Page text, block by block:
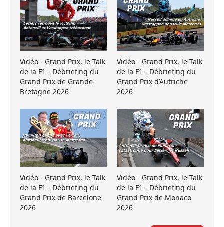
Vidéo - Grand Prix, le Talk
de la F1 - Débriefing du
Grand Prix de Grande-
Bretagne 2026
Vidéo - Grand Prix, le Talk
de la F1 - Débriefing du
Grand Prix d’Autriche
2026
Vidéo - Grand Prix, le Talk
de la F1 - Débriefing du
Grand Prix de Barcelone
2026
Vidéo - Grand Prix, le Talk
de la F1 - Débriefing du
Grand Prix de Monaco
2026